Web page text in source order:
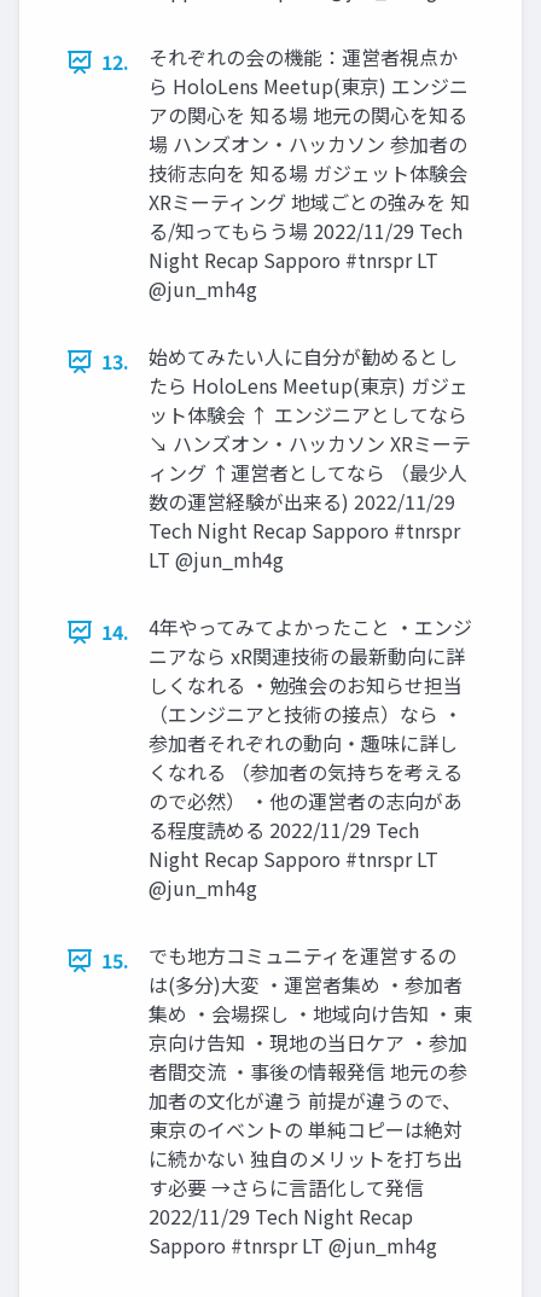
12.
それぞれの会の機能：運営者視点か
ら HoloLens Meetup(東京) エンジニ
アの関心を 知る場 地元の関心を知る
場 ハンズオン・ハッカソン 参加者の
技術志向を 知る場 ガジェット体験会
XRミーティング 地域ごとの強みを 知
る/知ってもらう場 2022/11/29 Tech
Night Recap Sapporo #tnrspr LT
@jun_mh4g
13.
始めてみたい人に自分が勧めるとし
たら HoloLens Meetup(東京) ガジェ
ット体験会 ↑ エンジニアとしてなら
↘ ハンズオン・ハッカソン XRミーテ
ィング ↑運営者としてなら （最少人
数の運営経験が出来る) 2022/11/29
Tech Night Recap Sapporo #tnrspr
LT @jun_mh4g
14.
4年やってみてよかったこと ・エンジ
ニアなら xR関連技術の最新動向に詳
しくなれる ・勉強会のお知らせ担当
（エンジニアと技術の接点）なら ・
参加者それぞれの動向・趣味に詳し
くなれる （参加者の気持ちを考える
ので必然） ・他の運営者の志向があ
る程度読める 2022/11/29 Tech
Night Recap Sapporo #tnrspr LT
@jun_mh4g
15.
でも地方コミュニティを運営するの
は(多分)大変 ・運営者集め ・参加者
集め ・会場探し ・地域向け告知 ・東
京向け告知 ・現地の当日ケア ・参加
者間交流 ・事後の情報発信 地元の参
加者の文化が違う 前提が違うので、
東京のイベントの 単純コピーは絶対
に続かない 独自のメリットを打ち出
す必要 →さらに言語化して発信
2022/11/29 Tech Night Recap
Sapporo #tnrspr LT @jun_mh4g